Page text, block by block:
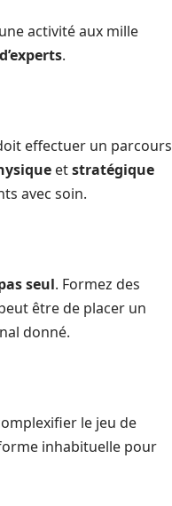
activité aux mille
.
effectuer un parcours
etstratégique
avec soin.
seul. Formez des
être de placer un
donné.
le jeu de
inhabituelle pour